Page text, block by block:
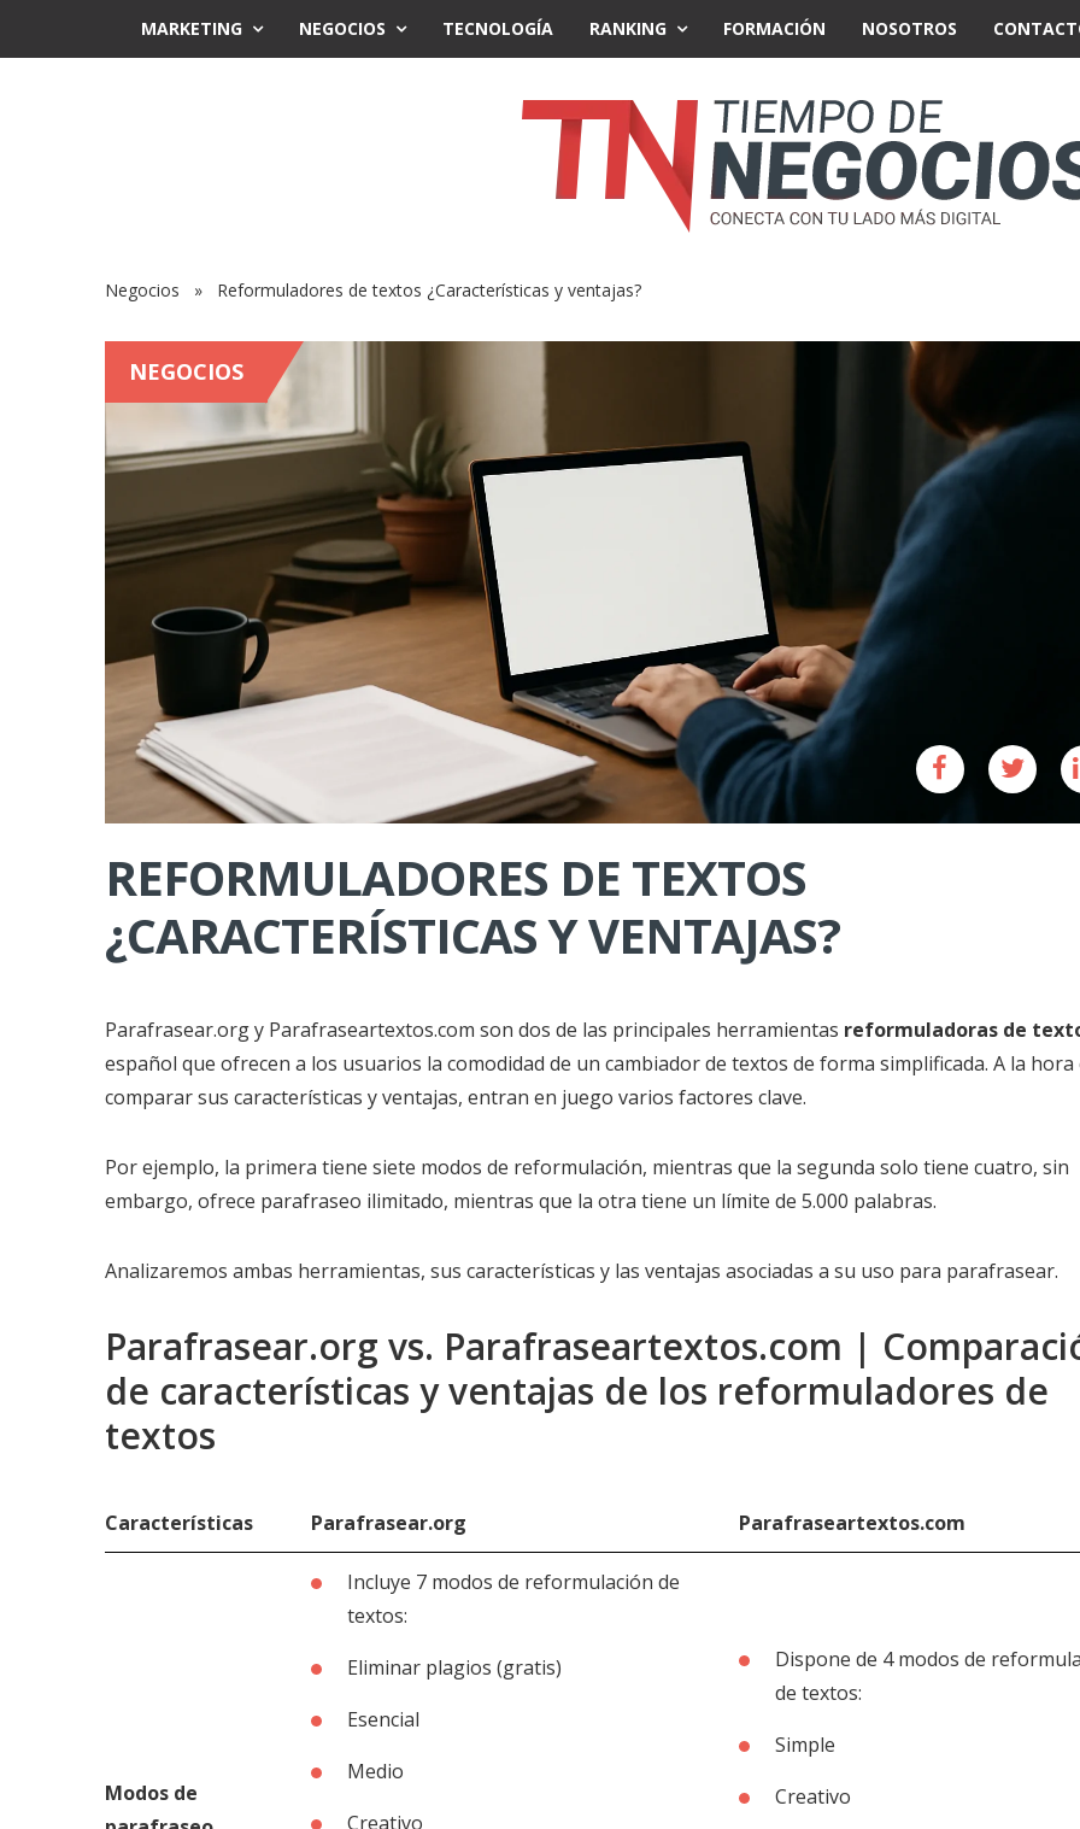
MARKETING NEGOCIOS TECNOLOGÍA RANKING FORMACIÓN NOSOTROS
Negocios » Reformuladores de textos ¿Características y ventajas?
NEGOCIOS
REFORMULADORES DE TEXTOS
¿CARACTERÍSTICAS Y VENTAJAS?
Parafrasear.org y Parafraseartextos.com son dos de las principales herramientas reformuladoras de
español que ofrecen a los usuarios la comodidad de un cambiador de textos de forma simplificada. A la hora
comparar sus características y ventajas, entran en juego varios factores clave.
Por ejemplo, la primera tiene siete modos de reformulación, mientras que la segunda solo tiene cuatro, sin
embargo, ofrece parafraseo ilimitado, mientras que la otra tiene un límite de 5.000 palabras.
Analizaremos ambas herramientas, sus características y las ventajas asociadas a su uso para parafrasear.
Parafrasear.org vs. Parafraseartextos.com |
de características y ventajas de los reformuladores de
textos
Características Parafrasear.org Parafraseartextos.com
Modos de
Incluye 7 modos de reformulación de
textos:
Eliminar plagios (gratis)
Esencial
Medio
Creativo
Dispone de 4 modos de
de textos:
Simple
Creativo